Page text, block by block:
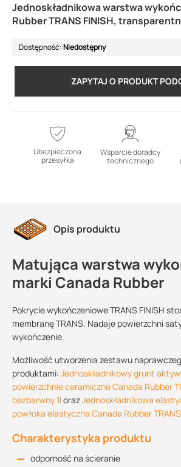
Jednoskładnikowa warstwa
Rubber TRANS FINISH,
Dostępność:Niedostępny
ZAPYTAJ O PRODUKT
Ubezpieczona
przesyłka
Wsparcie doradcy
technicznego
Opis produktu
Matująca warstwa
marki Canada Rubber
Pokrycie wykończeniowe TRANS FINISH
membranę TRANS. Nadaje powierzchni
wykończenie.
Możliwość utworzenia zestawu
produktami: Jednoskładnikowy grunt
powierzchnie ceramiczne Canada Rubber
bezbarwny 1lorazJednoskładnikowa
powłoka elastyczna Canada Rubber
Charakterystyka produktu
odporność na ścieranie